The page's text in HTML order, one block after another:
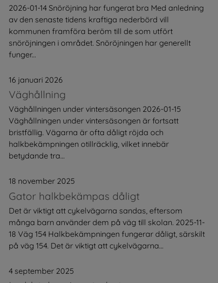
2026-01-14 Snöröjning har fungerat bra Med anledning
av den senaste tidens kraftiga nederbörd vill
kommunen framföra beröm till de som utfört
snöröjningen i området. Snöröjningen har generellt
funger...
16 januari 2026
Väghållning
Väghållningen under vintersäsongen 2026-01-15
Väghållningen under vintersäsongen är fortsatt
bristfällig. Vägarna är ofta dåligt röjda och
halkbekämpningen otillräcklig, vilket innebär
betydande tra...
18 november 2025
Gator halkbekämpas dåligt
Det är viktigt att cykelvägarna sandas, eftersom
många barn använder dem på väg till skolan. 2025-11-
18 Väg 154 Halkbekämpningen fungerar dåligt, särskilt
på väg 154. Det är viktigt att cykelvägarna...
4 september 2025